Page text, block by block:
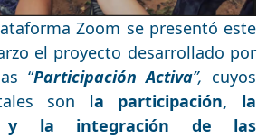
Zoom se presentó este
el proyecto desarrollado por
“Participación Activa”, cuyos
son la participación, la
y la integración de las